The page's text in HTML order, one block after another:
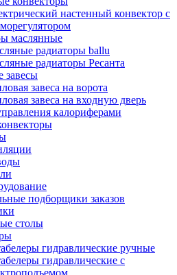
настенный конвектор с
маслянные
радиаторы ballu
радиаторы Ресанта
завесы
завеса на ворота
завеса на входную дверь
калориферами
подборщики заказов
столы
гидравлические ручные
гидравлические с